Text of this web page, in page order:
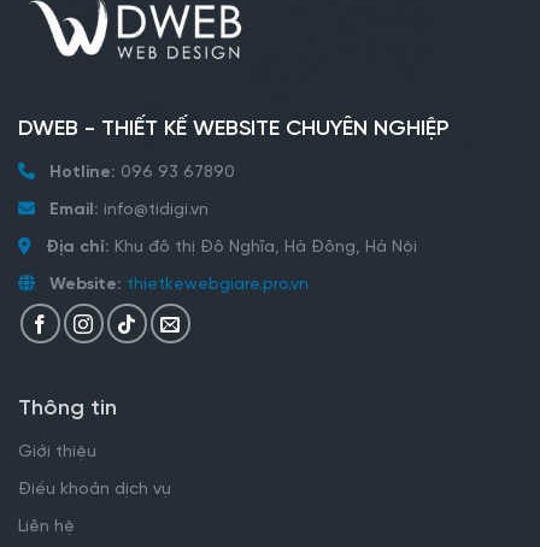
DWEB - THIẾT KẾ WEBSITE CHUYÊN NGHIỆP
Hotline: 096 93 67890
Email: info@tidigi.vn
Địa chỉ: Khu đô thị Đô Nghĩa, Hà Đông, Hà Nội
Website: thietkewebgiare.pro.vn
Thông tin
Giới thiệu
Điều khoản dịch vụ
Liên hệ